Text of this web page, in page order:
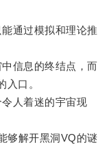
通过模拟和理论推
信息的终结点，而
入口。
人着迷的宇宙现
解开黑洞VQ的谜